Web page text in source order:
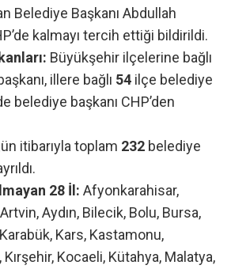
Belediye Başkanı Abdullah
kalmayı tercih ettiği bildirildi.
illere bağlı 54 ilçe belediye
belediye başkanı CHP’den
itibarıyla toplam 232 belediye
28 İl: Afyonkarahisar,
Aydın, Bilecik, Bolu, Bursa,
Kars, Kastamonu,
Kırşehir, Kocaeli, Kütahya, Malatya,